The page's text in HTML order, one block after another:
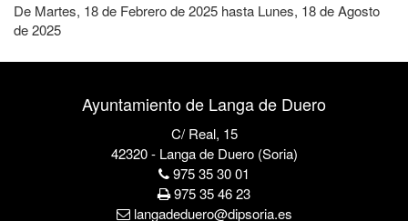
De Martes, 18 de Febrero de 2025 hasta Lunes, 18 de Agosto
de 2025
Ayuntamiento de Langa de Duero
C/ Real, 15
42320 - Langa de Duero (Soria)
975 35 30 01
975 35 46 23
langadeduero@dipsoria.es